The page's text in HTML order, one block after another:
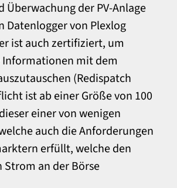
Überwachung der PV-Anlage
Datenlogger von Plexlog
ist auch zertifiziert, um
mit dem
(Redispatch
ist ab einer Größe von 100
einer von wenigen
auch die Anforderungen
erfüllt, welche den
Strom an der Börse